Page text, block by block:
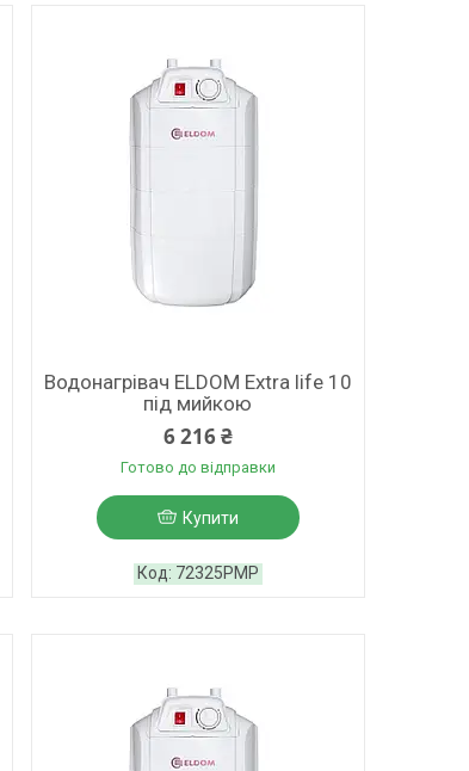
Водонагрівач ELDOM Extra life 10
під мийкою
6 216 ₴
Готово до відправки
Купити
72325PMP